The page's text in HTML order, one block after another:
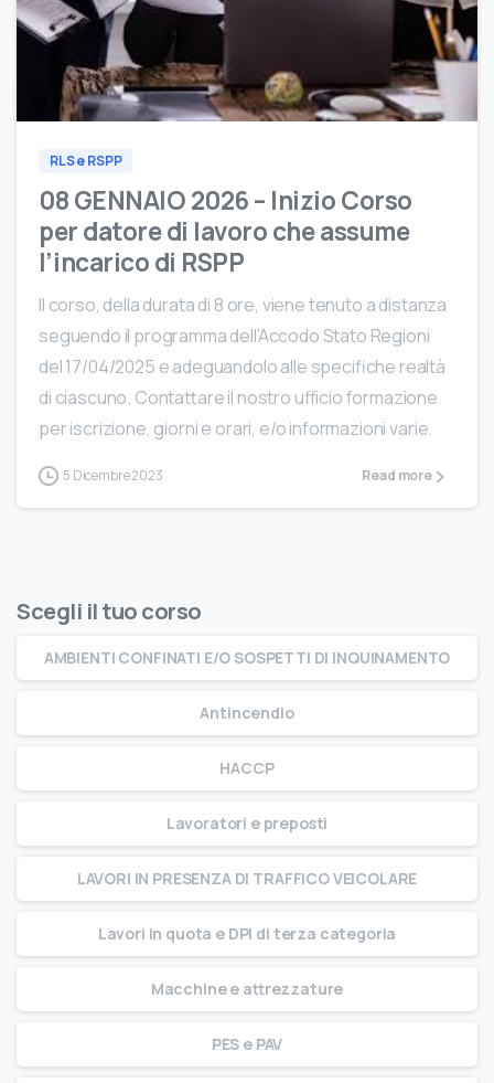
0
RLS e RSPP
08 GENNAIO 2026 – Inizio Corso
per datore di lavoro che assume
l’incarico di RSPP
Il corso, della durata di 8 ore, viene tenuto a distanza
seguendo il programma dell’Accodo Stato Regioni
del 17/04/2025 e adeguandolo alle specifiche realtà
di ciascuno. Contattare il nostro ufficio formazione
per iscrizione, giorni e orari, e/o informazioni varie.
5 Dicembre 2023 Read more
Scegli il tuo corso
AMBIENTI CONFINATI E/O SOSPETTI DI INQUINAMENTO
Antincendio
HACCP
Lavoratori e preposti
LAVORI IN PRESENZA DI TRAFFICO VEICOLARE
Lavori in quota e DPI di terza categoria
Macchine e attrezzature
PES e PAV